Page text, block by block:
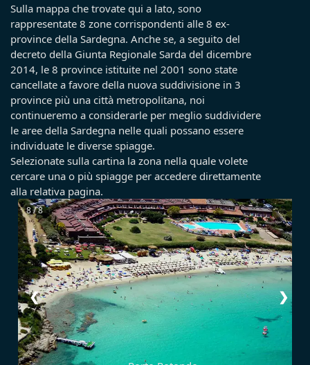
Sulla mappa che trovate qui a lato, sono
rappresentate 8 zone corrispondenti alle 8 ex-
province della Sardegna. Anche se, a seguito del
decreto della Giunta Regionale Sarda del dicembre
2014, le 8 province istituite nel 2001 sono state
cancellate a favore della nuova suddivisione in 3
province più una città metropolitana, noi
continueremo a considerarle per meglio suddividere
le aree della Sardegna nelle quali possano essere
individuate le diverse spiagge.
Selezionate sulla cartina la zona nella quale volete
cercare una o più spiagge per accedere direttamente
alla relativa pagina.
8 / 8
❮ ❯